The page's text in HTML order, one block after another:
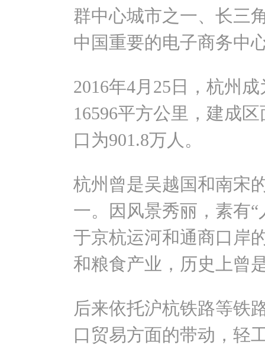
群中心城市之一、长三
中国重要的电子商务中
2016年4月25日，杭州
16596平方公里，建成
口为901.8万人。
杭州曾是吴越国和南宋
一。因风景秀丽，素有
于京杭运河和通商口岸
和粮食产业，历史上曾
后来依托沪杭铁路等铁
口贸易方面的带动，轻